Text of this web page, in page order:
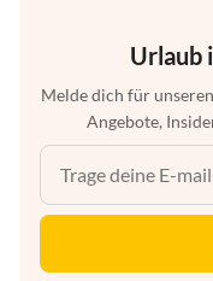
Urlaub
Melde dich für
Angebote,